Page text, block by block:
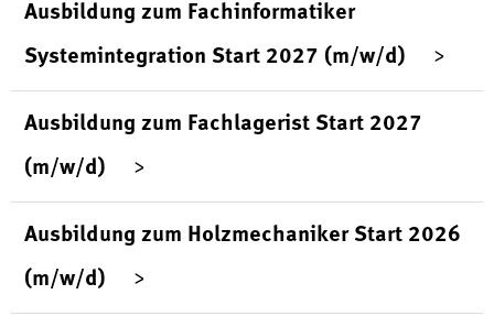
Ausbildung zum Fachinformatiker
Systemintegration Start 2027 (m/w/d)
Ausbildung zum Fachlagerist Start 2027
(m/w/d)
Ausbildung zum Holzmechaniker Start 2026
(m/w/d)